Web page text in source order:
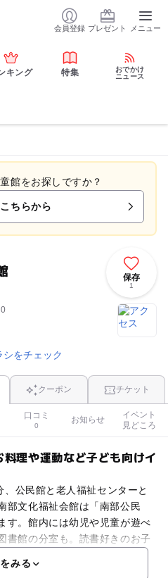
会員登録 プレゼント メニュー
キング 特集
おでかけ
ニュース
館をお探しですか？
ちらから
保存
1
クーポン チケット
口コミ
0
お知らせ
イベント
見どころ
料理や運動など子ども向けイ
公民館と老人福祉センターと
部文化福祉会館は「南部公民
す。館内には幼児や児童が遊べ
書館の分室も。読書好きのお子
す。なお１?２階はエレベー
みる